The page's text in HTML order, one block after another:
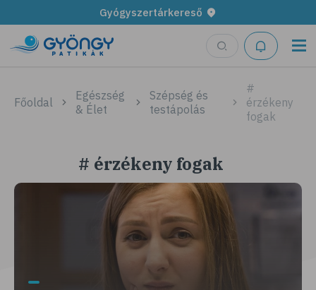
Gyógyszertárkereső
Főoldal
Egészség
& Élet
Szépség és
testápolás
#
érzékeny
fogak
# érzékeny fogak